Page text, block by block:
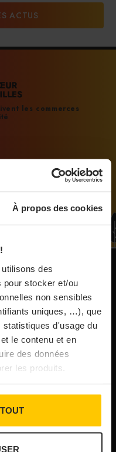
À propos des cookies
des
pour stocker et/ou
non sensibles
uniques, …), que
d'usage du
le contenu et en
des données
les produits.
les 200 millions
nouveau meilleur
ses ambitions
saison, mais pas
à 8 000 €
A63 réouverte
ACTUS
les commerces